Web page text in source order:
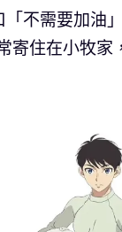
不需要加油
寄住在小牧家